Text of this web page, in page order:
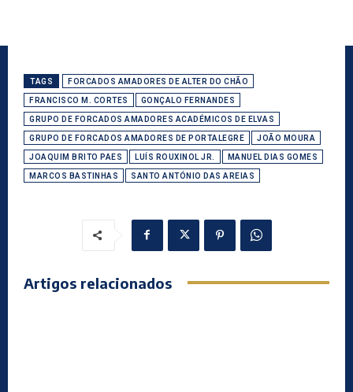
TAGS FORCADOS AMADORES DE ALTER DO CHÃO
FRANCISCO M. CORTES GONÇALO FERNANDES
GRUPO DE FORCADOS AMADORES ACADÉMICOS DE ELVAS
GRUPO DE FORCADOS AMADORES DE PORTALEGRE JOÃO MOURA
JOAQUIM BRITO PAES LUÍS ROUXINOL JR. MANUEL DIAS GOMES
MARCOS BASTINHAS SANTO ANTÓNIO DAS AREIAS
Artigos relacionados